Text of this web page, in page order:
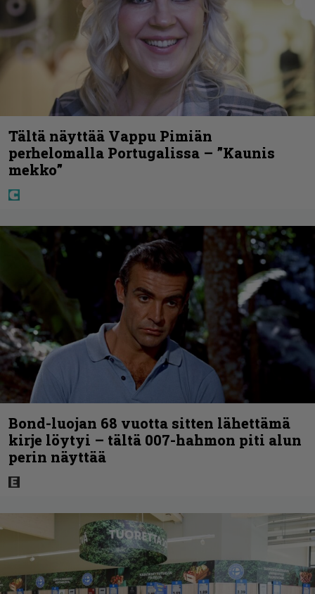
Tältä näyttää Vappu Pimiän
perhelomalla Portugalissa – ”Kaunis
mekko”
Bond-luojan 68 vuotta sitten lähettämä
kirje löytyi – tältä 007-hahmon piti alun
perin näyttää